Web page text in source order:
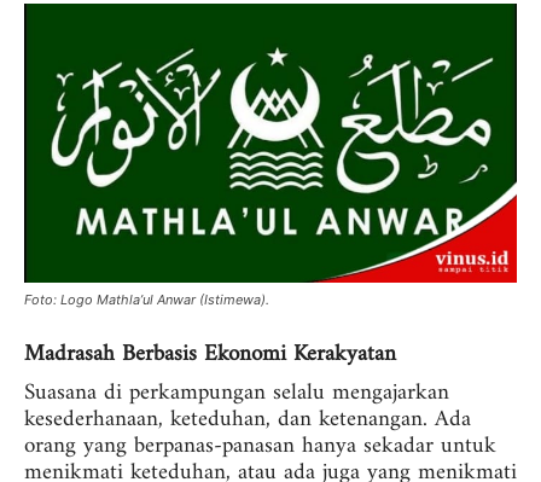
Foto: Logo Mathla’ul Anwar (Istimewa).
Madrasah Berbasis Ekonomi Kerakyatan
Suasana di perkampungan selalu mengajarkan
kesederhanaan, keteduhan, dan ketenangan. Ada
orang yang berpanas-panasan hanya sekadar untuk
menikmati keteduhan, atau ada juga yang menikmati